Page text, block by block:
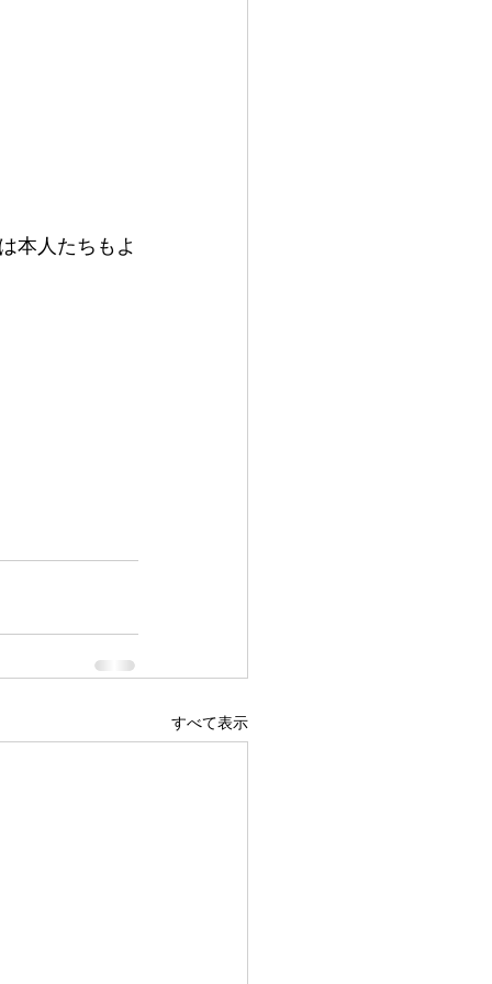
本人たちもよ
すべて表示